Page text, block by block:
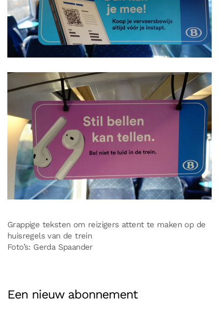
Grappige teksten om reizigers attent te maken op de
huisregels van de trein
Foto’s: Gerda Spaander
Een nieuw abonnement